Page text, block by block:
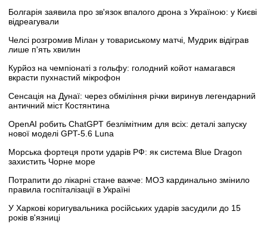
Болгарія заявила про зв'язок впалого дрона з Україною: у Києві
відреагували
Челсі розгромив Мілан у товариському матчі, Мудрик відіграв
лише п'ять хвилин
Курйоз на чемпіонаті з гольфу: голодний койот намагався
вкрасти пухнастий мікрофон
Сенсація на Дунаї: через обміління річки виринув легендарний
античний міст Костянтина
OpenAI робить ChatGPT безлімітним для всіх: деталі запуску
нової моделі GPT-5.6 Luna
Морська фортеця проти ударів РФ: як система Blue Dragon
захистить Чорне море
Потрапити до лікарні стане важче: МОЗ кардинально змінило
правила госпіталізації в Україні
У Харкові коригувальника російських ударів засудили до 15
років в'язниці